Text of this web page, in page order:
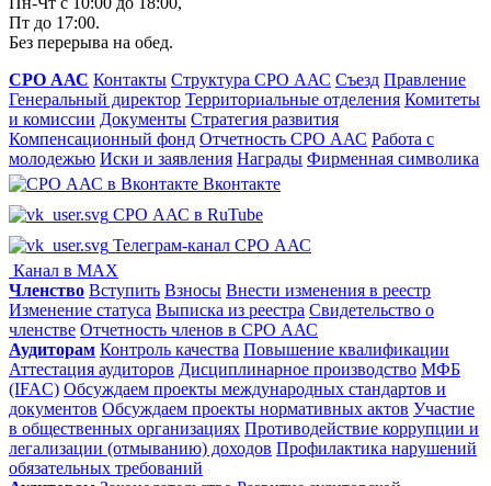
Пт до 17:00.
Без перерыва на обед.
СРО ААС Контакты Структура СРО ААС Съезд Правление
Генеральный директор Территориальные отделения Комитеты
и комиссии Документы Стратегия развития
Компенсационный фонд Отчетность СРО ААС Работа с
молодежью Иски и заявления Награды Фирменная символика
Вконтакте
СРО ААС в RuTube
Телеграм-канал СРО ААС
Канал в MAX
Членство Вступить Взносы Внести изменения в реестр
Изменение статуса Выписка из реестра Свидетельство о
членстве Отчетность членов в СРО ААС
Аудиторам Контроль качества Повышение квалификации
Аттестация аудиторов Дисциплинарное производство МФБ
(IFAC) Обсуждаем проекты международных стандартов и
документов Обсуждаем проекты нормативных актов Участие
в общественных организациях Противодействие коррупции и
легализации (отмыванию) доходов Профилактика нарушений
обязательных требований